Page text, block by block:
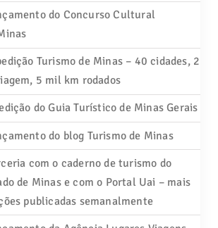
do Concurso Cultural
Turismo de Minas – 40 cidades, 2
5 mil km rodados
do Guia Turístico de Minas Gerais
do blog Turismo de Minas
com o caderno de turismo do
de Minas e com o Portal Uai – mais
publicadas semanalmente